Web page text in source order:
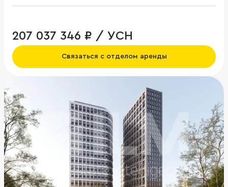
207 037 346 ₽ / УСН
Связаться с отделом аренды